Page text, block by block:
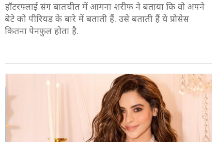
हॉटरफ्लाई संग बातचीत में आमना शरीफ ने बताया कि वो अपने
बेटे को पीरियड के बारे में बताती हैं. उसे बताती हैं ये प्रोसेस
कितना पेनफुल होता है.